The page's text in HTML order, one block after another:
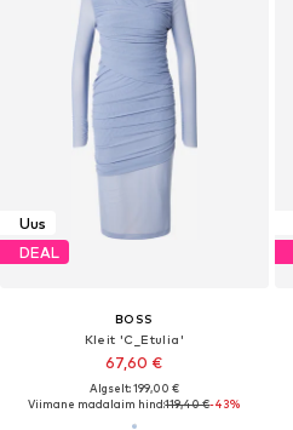
Uus
DEAL
BOSS
Kleit 'C_Etulia'
67,60 €
Algselt: 199,00 €
Viimane madalaim hind:119,40 €-43%